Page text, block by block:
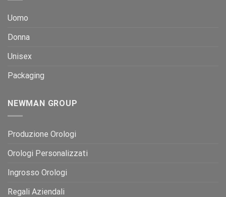
Uomo
Donna
Unisex
Packaging
NEWMAN GROUP
Produzione Orologi
Orologi Personalizzati
Ingrosso Orologi
Regali Aziendali